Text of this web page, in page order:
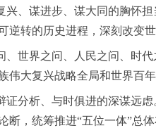
、谋进步、谋大同的胸怀担
逆转的历史进程，深刻改变
世界之问、人民之问、时代
伟大复兴战略全局和世界百
分析、与时俱进的深谋远虑
断，统筹推进“五位一体”总